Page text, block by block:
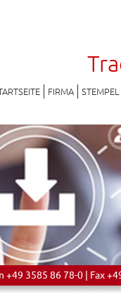
FIRMA
+49 3585 86 78-0 | Fax